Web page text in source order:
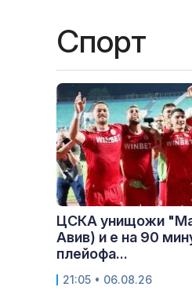
Спорт
ЦСКА унищожи
Авив) и е на 90
плейофа...
21:05 • 06.08.26